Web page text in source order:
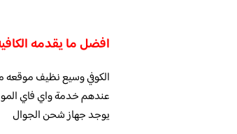
افضل ما يقدمه
عندهم خدمة واي فاي
يوجد جهاز شحن الجوال